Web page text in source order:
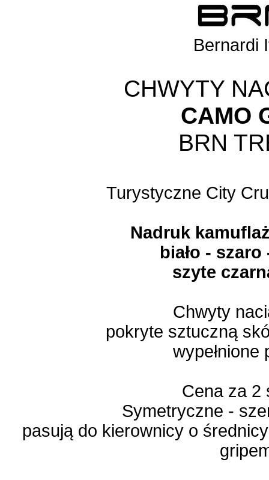
Bernardi
CHWYTY
CAMO
BRN
Turystyczne City
Nadruk
biało -
szyte
Chwyty
pokryte sztuczną
wypełnione
Cena za 2
Symetryczne -
pasują do kierownicy o